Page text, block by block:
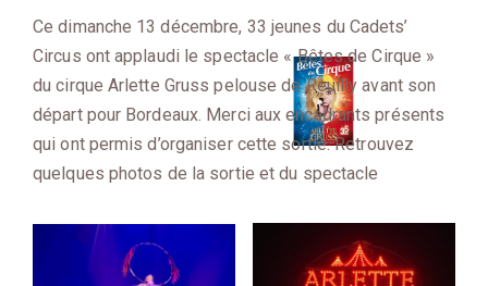
Ce dimanche 13 décembre, 33 jeunes du Cadets’
Circus ont applaudi le spectacle « Bêtes de Cirque »
du cirque Arlette Gruss pelouse de Reuilly avant son
départ pour Bordeaux. Merci aux encadrants présents
qui ont permis d’organiser cette sortie. Retrouvez
quelques photos de la sortie et du spectacle